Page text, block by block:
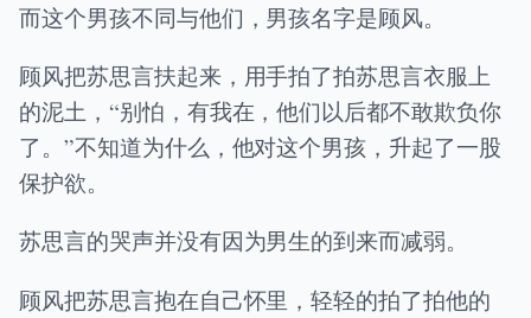
而这个男孩不同与他们，男孩名字是顾风。
顾风把苏思言扶起来，用手拍了拍苏思言衣服上
的泥土，“别怕，有我在，他们以后都不敢欺负你
了。”不知道为什么，他对这个男孩，升起了一股
保护欲。
苏思言的哭声并没有因为男生的到来而减弱。
顾风把苏思言抱在自己怀里，轻轻的拍了拍他的